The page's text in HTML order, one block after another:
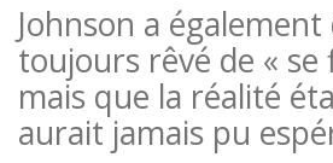
Johnson a également
toujours rêvé de « se
mais que la réalité
aurait jamais pu